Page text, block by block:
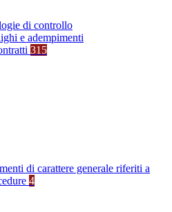
di controllo
e adempimenti
315
di carattere generale riferiti a
4